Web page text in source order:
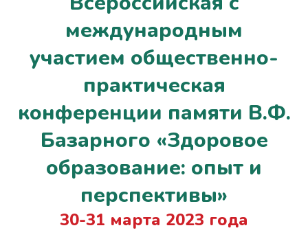
международным
участием общественно-
практическая
конференции памяти В.Ф.
Базарного «Здоровое
образование: опыт и
перспективы»
30-31 марта 2023 года